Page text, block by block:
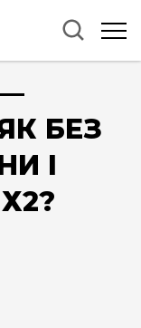
ЯК БЕЗ
І